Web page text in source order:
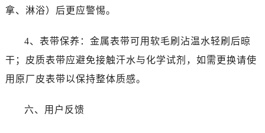
广东省东莞市东城街道鸿福东路1号民盈国贸中心T1写字楼9层907室帝舵售后服务中心（需提前预约）
拿、淋浴）后更应警惕。
4、表带保养：金属表带可用软毛刷沾温水轻刷后晾
干；皮质表带应避免接触汗水与化学试剂，如需更换请使
用原厂皮表带以保持整体质感。
六、用户反馈